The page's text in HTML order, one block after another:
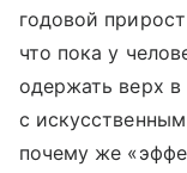
годовой
что пока у
одержать верх
с
почему же